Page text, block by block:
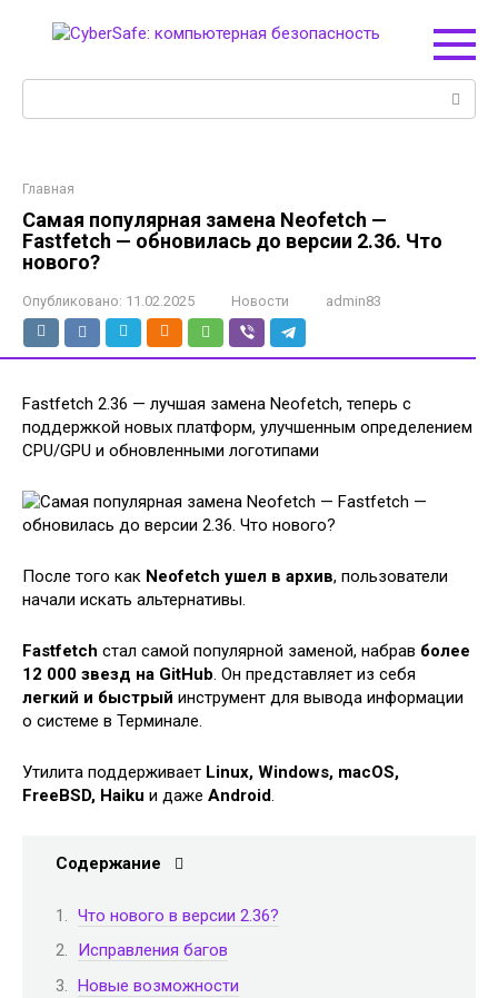
Главная
Самая популярная замена Neofetch —
Fastfetch — обновилась до версии 2.36. Что
нового?
Опубликовано: 11.02.2025 Новости admin83
Fastfetch 2.36 — лучшая замена Neofetch, теперь с
поддержкой новых платформ, улучшенным определением
CPU/GPU и обновленными логотипами
После того как Neofetch ушел в архив, пользователи
начали искать альтернативы.
Fastfetch стал самой популярной заменой, набрав более
12 000 звезд на GitHub. Он представляет из себя
легкий и быстрый инструмент для вывода информации
о системе в Терминале.
Утилита поддерживает Linux, Windows, macOS,
FreeBSD, Haiku и даже Android.
Содержание
Что нового в версии 2.36?
Исправления багов
Новые возможности